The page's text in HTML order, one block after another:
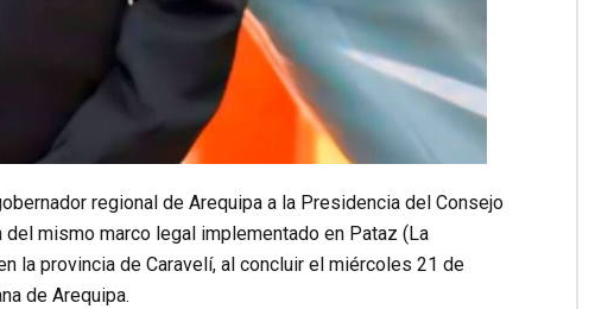
regional de Arequipa a la Presidencia del Consejo
mismo marco legal implementado en Pataz (La
la provincia de Caravelí, al concluir el miércoles 21 de
de Arequipa.